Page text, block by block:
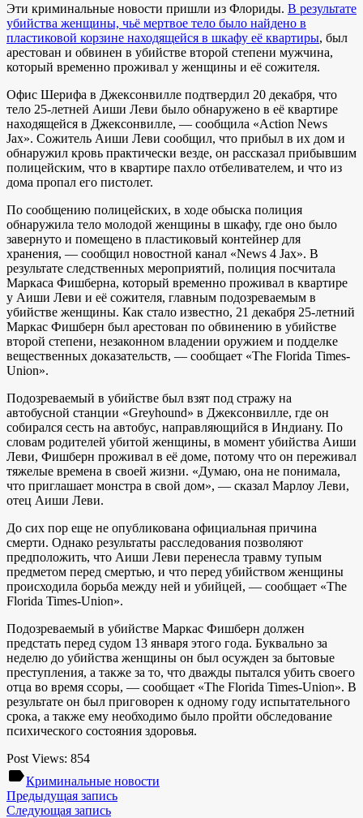
Эти криминальные новости пришли из Флориды. В результате
убийства женщины, чьё мертвое тело было найдено в
пластиковой корзине находящейся в шкафу её квартиры, был
арестован и обвинен в убийстве второй степени мужчина,
который временно проживал у женщины и её сожителя.
Офис Шерифа в Джексонвилле подтвердил 20 декабря, что
тело 25-летней Аиши Леви было обнаружено в её квартире
находящейся в Джексонвилле, — сообщила «Action News
Jax». Сожитель Аиши Леви сообщил, что прибыл в их дом и
обнаружил кровь практически везде, он рассказал прибывшим
полицейским, что в квартире пахло отбеливателем, и что из
дома пропал его пистолет.
По сообщению полицейских, в ходе обыска полиция
обнаружила тело молодой женщины в шкафу, где оно было
завернуто и помещено в пластиковый контейнер для
хранения, — сообщил новостной канал «News 4 Jax». В
результате следственных мероприятий, полиция посчитала
Маркаса Фишберна, который временно проживал в квартире
у Аиши Леви и её сожителя, главным подозреваемым в
убийстве женщины. Как стало известно, 21 декабря 25-летний
Маркас Фишберн был арестован по обвинению в убийстве
второй степени, незаконном владении оружием и подделке
вещественных доказательств, — сообщает «The Florida Times-
Union».
Подозреваемый в убийстве был взят под стражу на
автобусной станции «Greyhound» в Джексонвилле, где он
собирался сесть на автобус, направляющийся в Индиану. По
словам родителей убитой женщины, в момент убийства Аиши
Леви, Фишберн проживал в её доме, потому что он переживал
тяжелые времена в своей жизни. «Думаю, она не понимала,
что приглашает монстра в свой дом», — сказал Марлоу Леви,
отец Аиши Леви.
До сих пор еще не опубликована официальная причина
смерти. Однако результаты расследования позволяют
предположить, что Аиши Леви перенесла травму тупым
предметом перед смертью, и что перед убийством женщины
происходила борьба между ней и убийцей, — сообщает «The
Florida Times-Union».
Подозреваемый в убийстве Маркас Фишберн должен
предстать перед судом 13 января этого года. Буквально за
неделю до убийства женщины он был осужден за бытовые
преступления, а также за то, что дважды пытался убить своего
отца во время ссоры, — сообщает «The Florida Times-Union». В
результате он был приговорен к одному году испытательного
срока, а также ему необходимо было пройти обследование
психического состояния здоровья.
Post Views: 854
labelКриминальные новости
Предыдущая запись
Следующая запись